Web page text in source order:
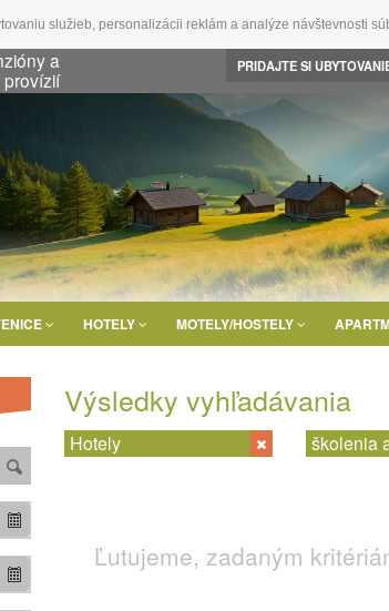
služieb, personalizácii reklám a analýze návštevnosti
a
provízií
PRIDAJTE SI
HOTELY MOTELY/HOSTELY
Výsledky vyhľadávania
Hotely školenia
Ľutujeme, zadaným